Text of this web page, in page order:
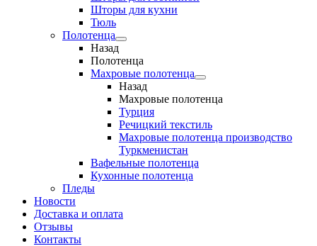
Шторы для кухни
Тюль
Полотенца
Назад
Полотенца
Махровые полотенца
Назад
Махровые полотенца
Турция
Речицкий текстиль
Махровые полотенца производство
Туркменистан
Вафельные полотенца
Кухонные полотенца
Пледы
Новости
Доставка и оплата
Отзывы
Контакты